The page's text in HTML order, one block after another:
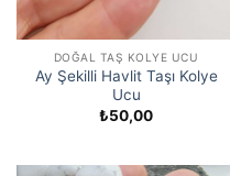
DOĞAL TAŞ KOLYE UCU
Ay Şekilli Havlit Taşı Kolye
Ucu
₺50,00